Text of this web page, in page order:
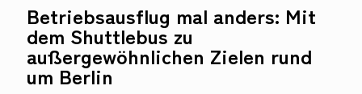
Betriebsausflug mal anders: Mit
dem Shuttlebus zu
außergewöhnlichen Zielen rund
um Berlin